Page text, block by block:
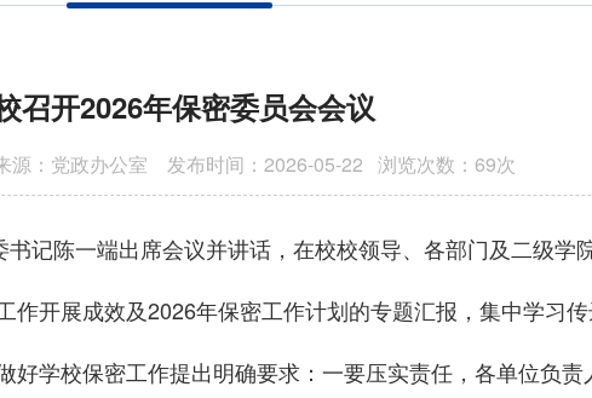
召开2026年保密委员会会议
源：党政办公室 发布时间：2026-05-22 浏览次数： 69次
记陈一端出席会议并讲话，在校校领导、各部门及二级学
开展成效及2026年保密工作计划的专题汇报，集中学习传
学校保密工作提出明确要求：一要压实责任，各单位负